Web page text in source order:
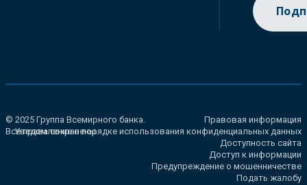
© 2025 Группа Всемирного банка.
Все права сохранены.
Правовая информация
Уведомление о порядке использования конфиденциальных данных
Доступность сайта
Доступ к информации
Предупреждение о мошенничестве
Подать жалобу